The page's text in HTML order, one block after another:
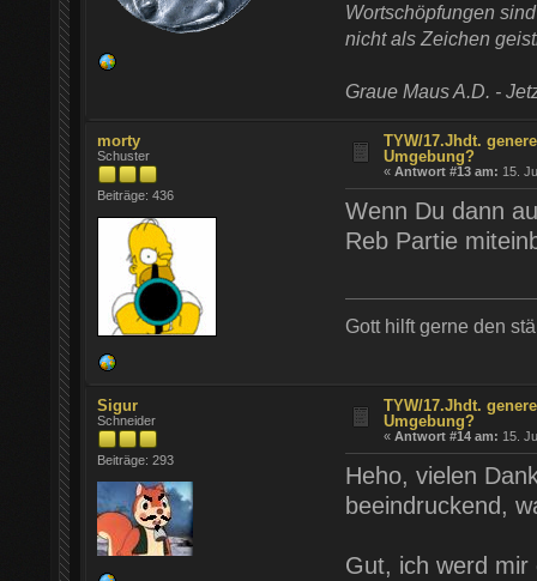
Wortschöpfungen
nicht als Zeichen
Graue Maus A.D. -
morty
Schuster
Beiträge: 436
TYW/17.Jhdt.
Umgebung?
«Antwort #13 am: 15.
Wenn Du dann
Reb Partie
Gott hilft gerne den
Sigur
Schneider
Beiträge: 293
TYW/17.Jhdt.
Umgebung?
«Antwort #14 am: 15.
Heho, vielen
beeindruckend,
Gut, ich werd